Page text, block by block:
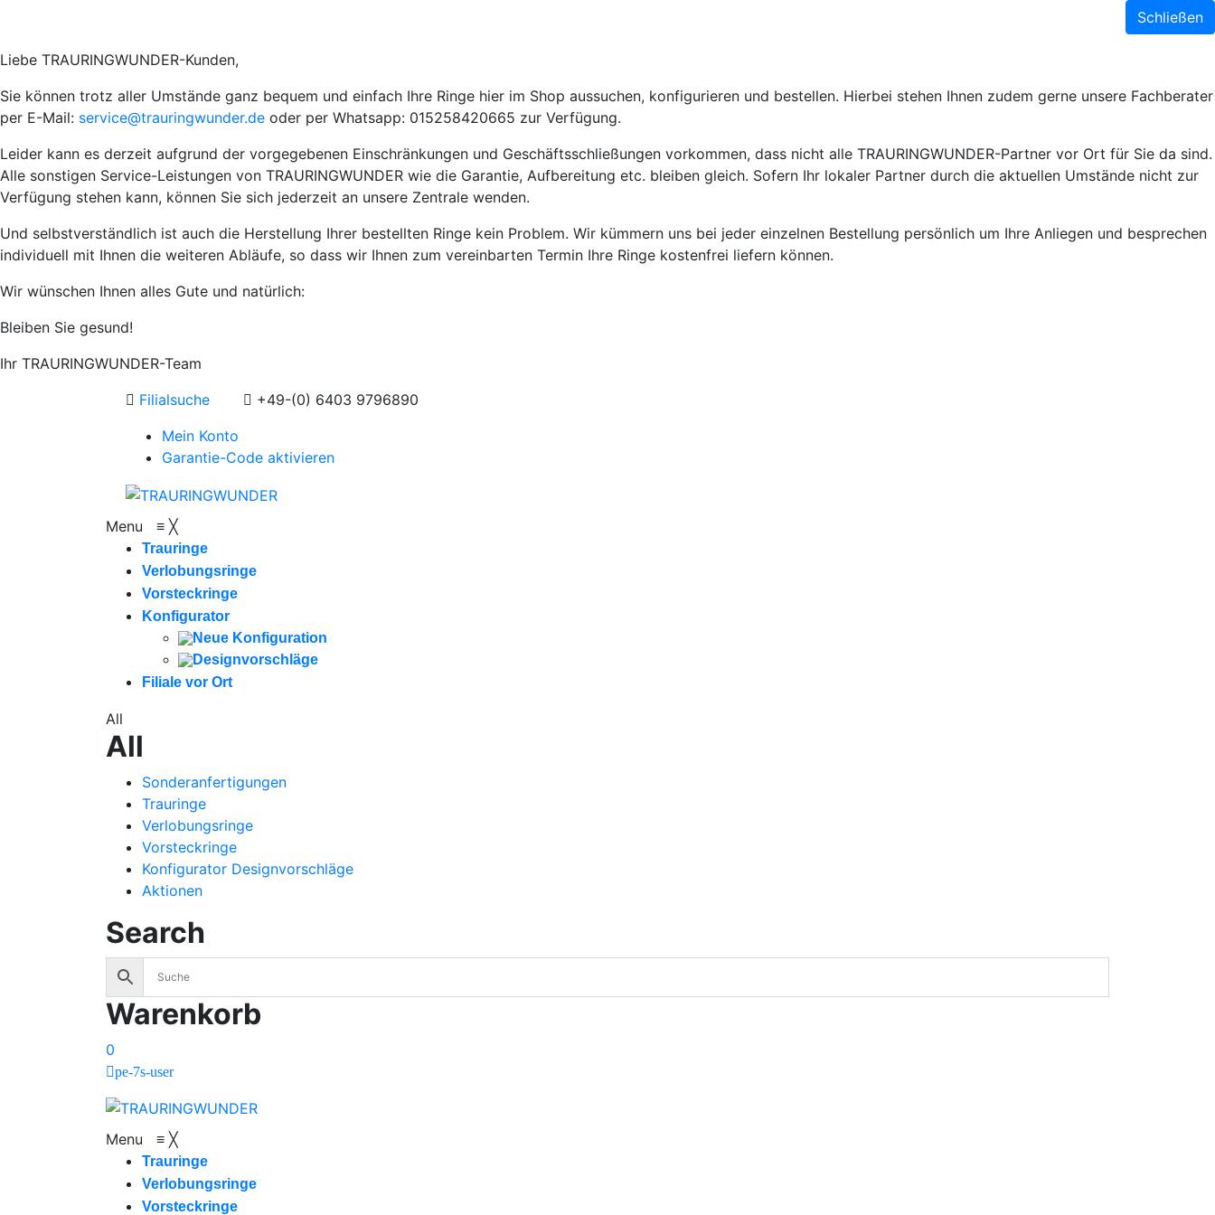
Schließen
Liebe TRAURINGWUNDER-Kunden,
Sie können trotz aller Umstände ganz bequem und einfach Ihre Ringe hier im Shop aussuchen, konfigurieren und bestellen. Hierbei stehen Ihnen zudem gerne unsere Fachberater
per E-Mail: service@trauringwunder.de oder per Whatsapp: 015258420665 zur Verfügung.
Leider kann es derzeit aufgrund der vorgegebenen Einschränkungen und Geschäftsschließungen vorkommen, dass nicht alle TRAURINGWUNDER-Partner vor Ort für Sie da sind.
Alle sonstigen Service-Leistungen von TRAURINGWUNDER wie die Garantie, Aufbereitung etc. bleiben gleich. Sofern Ihr lokaler Partner durch die aktuellen Umstände nicht zur
Verfügung stehen kann, können Sie sich jederzeit an unsere Zentrale wenden.
Und selbstverständlich ist auch die Herstellung Ihrer bestellten Ringe kein Problem. Wir kümmern uns bei jeder einzelnen Bestellung persönlich um Ihre Anliegen und besprechen
individuell mit Ihnen die weiteren Abläufe, so dass wir Ihnen zum vereinbarten Termin Ihre Ringe kostenfrei liefern können.
Wir wünschen Ihnen alles Gute und natürlich:
Bleiben Sie gesund!
Ihr TRAURINGWUNDER-Team
Filialsuche
+49-(0) 6403 9796890
Mein Konto
Garantie-Code aktivieren
Menu ≡ ╳
Trauringe
Verlobungsringe
Vorsteckringe
Konfigurator
Neue Konfiguration
Designvorschläge
Filiale vor Ort
All
All
Sonderanfertigungen
Trauringe
Verlobungsringe
Vorsteckringe
Konfigurator Designvorschläge
Aktionen
Search
Warenkorb
0
pe-7s-user
Menu ≡ ╳
Trauringe
Verlobungsringe
Vorsteckringe